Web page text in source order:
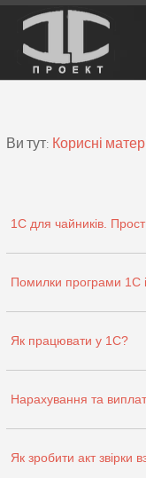
Ви тут: Корисні
1C для чайників.
Помилки програми 1С
Як працювати у 1С?
Нарахування та
Як зробити акт звірки